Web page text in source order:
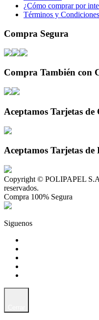
¿Cómo comprar por
Términos y Condiciones
Compra Segura
Compra También con
Aceptamos Tarjetas
Aceptamos Tarjetas de
Copyright © POLIPAPEL
reservados.
Compra 100% Segura
Siguenos